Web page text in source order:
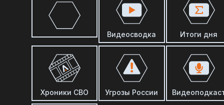
Видеосводка Итоги дня
Хроники СВО Угрозы России